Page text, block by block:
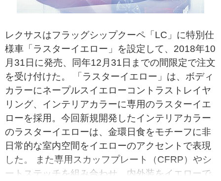
レクサスはフラッグシップクーペ「LC」に特別仕
様車「ラスターイエロー」を設定して、2018年10
月31日に発売、同年12月31日までの間限定で注文
を受け付けた。 「ラスターイエロー」は、ボディ
カラーにネープルスイエローコントラストレイヤ
リング、インテリアカラーに専用のラスターイエ
ローを採用。今回新規開発したインテリアカラー
のラスターイエローは、金環日食をモチーフに非
日常的な室内空間をイエローのアクセントで表現
した。 また専用スカッフプレート（CFRP）やシ
ートステッチを組み合わせ、内外装をイエローで